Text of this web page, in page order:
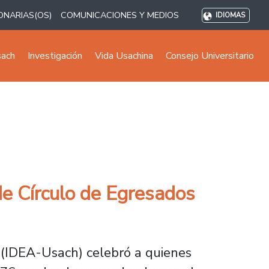
COMUNICACIONES Y MEDIOS IDIOMAS
Investigación Vida Usachina Consejo Universitario
Círculo de Egresados
Usach) celebró a quienes